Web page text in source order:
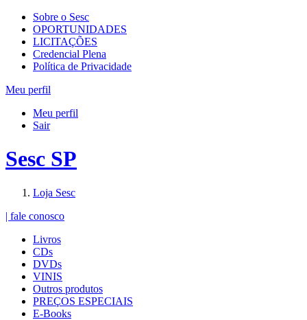
Sobre o Sesc
OPORTUNIDADES
LICITAÇÕES
Credencial Plena
Política de Privacidade
Meu perfil
Meu perfil
Sair
Sesc SP
Loja Sesc
| fale conosco
Livros
CDs
DVDs
VINIS
Outros produtos
PREÇOS ESPECIAIS
E-Books